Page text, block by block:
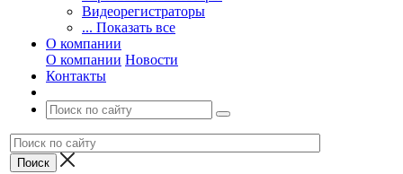
Видеорегистраторы
... Показать все
О компании
О компании Новости
Контакты